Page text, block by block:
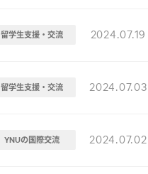
留学生支援・交流 2024.07.19
留学生支援・交流 2024.07.03
YNUの国際交流 2024.07.02